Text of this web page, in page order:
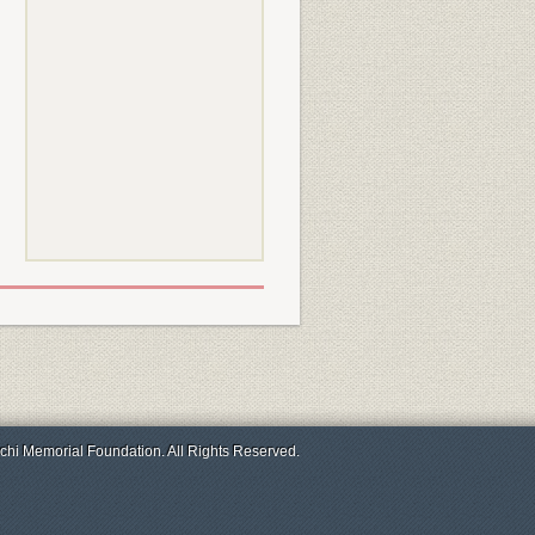
Memorial Foundation. All Rights Reserved.